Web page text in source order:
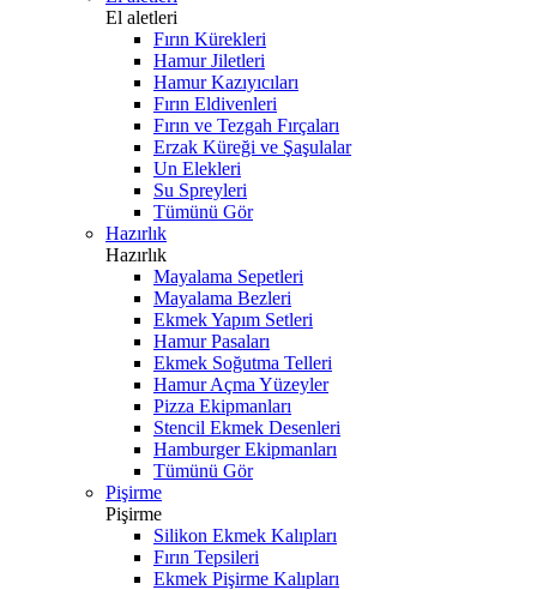
El aletleri
Fırın Kürekleri
Hamur Jiletleri
Hamur Kazıyıcıları
Fırın Eldivenleri
Fırın ve Tezgah Fırçaları
Erzak Küreği ve Şaşulalar
Un Elekleri
Su Spreyleri
Tümünü Gör
Hazırlık
Hazırlık
Mayalama Sepetleri
Mayalama Bezleri
Ekmek Yapım Setleri
Hamur Pasaları
Ekmek Soğutma Telleri
Hamur Açma Yüzeyler
Pizza Ekipmanları
Stencil Ekmek Desenleri
Hamburger Ekipmanları
Tümünü Gör
Pişirme
Pişirme
Silikon Ekmek Kalıpları
Fırın Tepsileri
Ekmek Pişirme Kalıpları